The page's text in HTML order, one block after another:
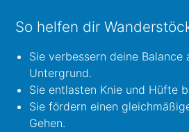
So helfen dir
Sie verbessern deine Balance
Untergrund.
Sie entlasten Knie und Hüfte
Sie fördern einen
Gehen.